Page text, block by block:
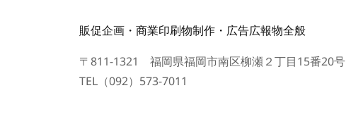
販促企画・商業印刷物制作・広告広報物全般
〒811-1321 福岡県福岡市南区柳瀬２丁目15番20号
TEL（092）573-7011